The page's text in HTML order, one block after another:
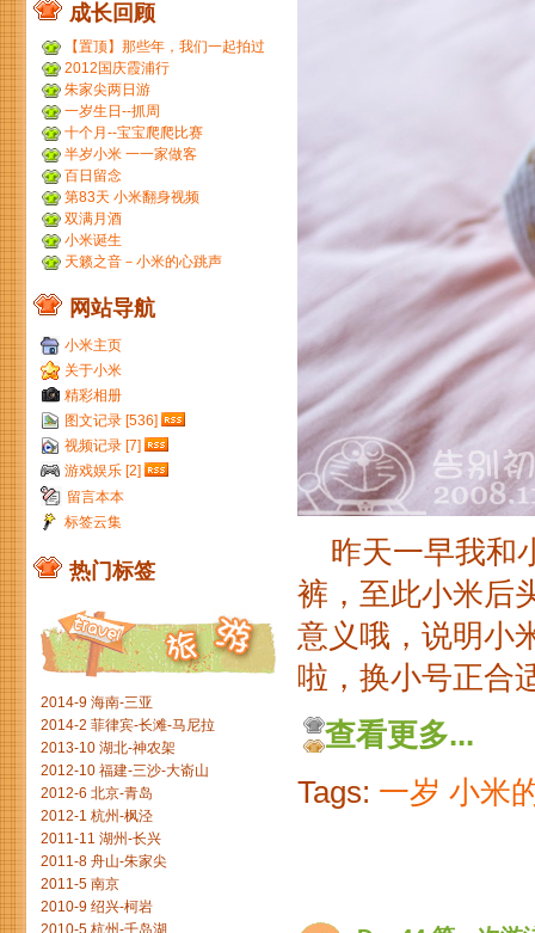
昨天一早我和
裤，至此小米后
意义哦，说明小
啦，换小号正合
查看更多...
Tags: 一岁 小米
成长回顾
【置顶】那些年，我们一起拍过
的胶片...
2012国庆霞浦行
朱家尖两日游
一岁生日--抓周
十个月--宝宝爬爬比赛
半岁小米 一一家做客
百日留念
第83天 小米翻身视频
双满月酒
小米诞生
天籁之音－小米的心跳声
网站导航
小米主页
关于小米
精彩相册
图文记录 [536]
视频记录 [7]
游戏娱乐 [2]
留言本本
标签云集
热门标签
2014-9 海南-三亚
2014-2 菲律宾-长滩-马尼拉
2013-10 湖北-神农架
2012-10 福建-三沙-大嵛山
2012-6 北京-青岛
2012-1 杭州-枫泾
2011-11 湖州-长兴
2011-8 舟山-朱家尖
2011-5 南京
2010-9 绍兴-柯岩
2010-5 杭州-千岛湖